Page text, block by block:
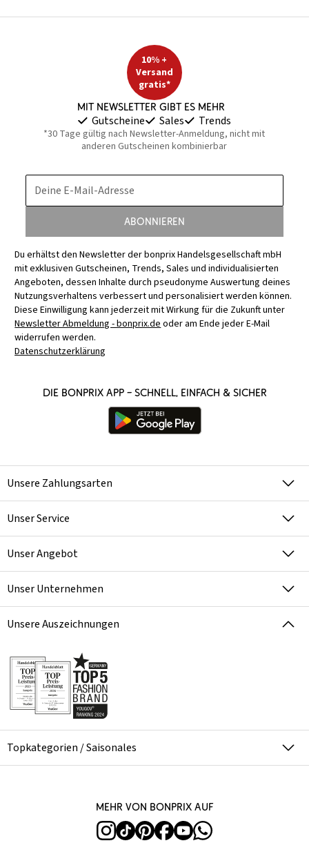
10% +
Versand
gratis*
Mit Newsletter gibt es mehr
Gutscheine Sales Trends
*30 Tage gültig nach Newsletter-Anmeldung, nicht mit
anderen Gutscheinen kombinierbar
Deine E-Mail-Adresse
Abonnieren
Du erhältst den Newsletter der bonprix Handelsgesellschaft mbH
mit exklusiven Gutscheinen, Trends, Sales und individualisierten
Angeboten, dessen Inhalte durch pseudonyme Auswertung deines
Nutzungsverhaltens verbessert und personalisiert werden können.
Diese Einwilligung kann jederzeit mit Wirkung für die Zukunft unter
Newsletter Abmeldung - bonprix.deoder am Ende jeder E-Mail
widerrufen werden.
Datenschutzerklärung
Die bonprix App – schnell, einfach & sicher
Unsere Zahlungsarten
Unser Service
Unser Angebot
Unser Unternehmen
Unsere Auszeichnungen
Topkategorien / Saisonales
Mehr von bonprix auf